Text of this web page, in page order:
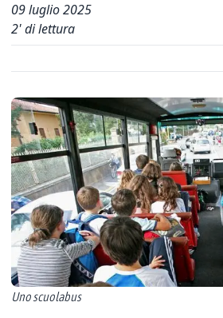
09 luglio 2025
2' di lettura
Uno scuolabus